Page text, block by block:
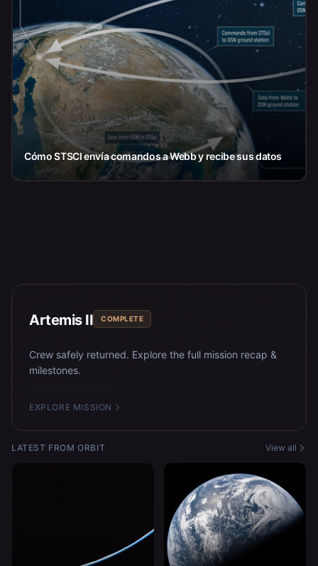
Cómo STSCI envía comandos a Webb y recibe sus datos
Artemis II COMPLETE
Crew safely returned. Explore the full mission recap &
milestones.
EXPLORE MISSION
LATEST FROM ORBIT View all